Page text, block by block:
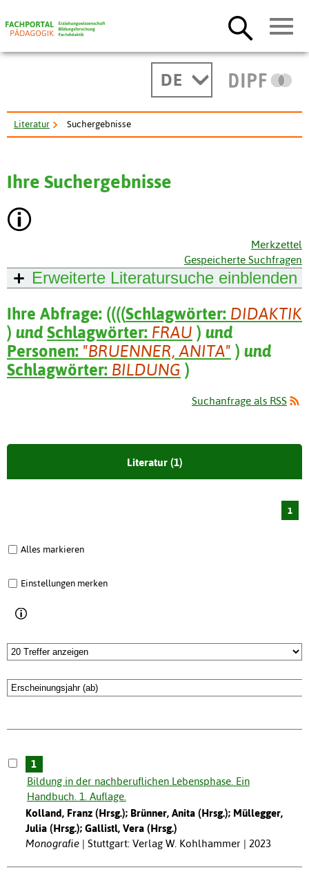
DE
Literatur Suchergebnisse
Ihre Suchergebnisse
Merkzettel
Gespeicherte Suchfragen
Erweiterte Literatursuche einblenden
Ihre Abfrage: ((((Schlagwörter: DIDAKTIK
) und Schlagwörter: FRAU ) und
Personen: "BRUENNER, ANITA" ) und
Schlagwörter: BILDUNG )
Suchanfrage als RSS
Literatur (1)
1
Alles markieren
Einstellungen merken
1
Bildung in der nachberuflichen Lebensphase. Ein
Handbuch. 1. Auflage.
Kolland, Franz (Hrsg.); Brünner, Anita (Hrsg.); Müllegger,
Julia (Hrsg.); Gallistl, Vera (Hrsg.)
Monografie
Stuttgart: Verlag W. Kohlhammer | 2023